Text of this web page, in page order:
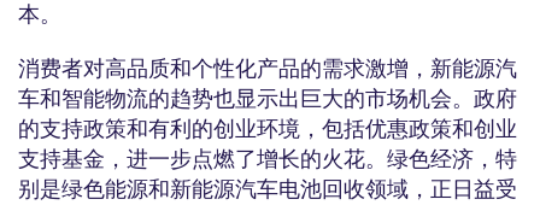
本。
消费者对高品质和个性化产品的需求激增，新能源汽
车和智能物流的趋势也显示出巨大的市场机会。政府
的支持政策和有利的创业环境，包括优惠政策和创业
支持基金，进一步点燃了增长的火花。绿色经济，特
别是绿色能源和新能源汽车电池回收领域，正日益受